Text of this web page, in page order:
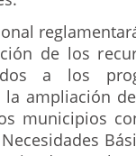
de los
a los
la ampliación
municipios